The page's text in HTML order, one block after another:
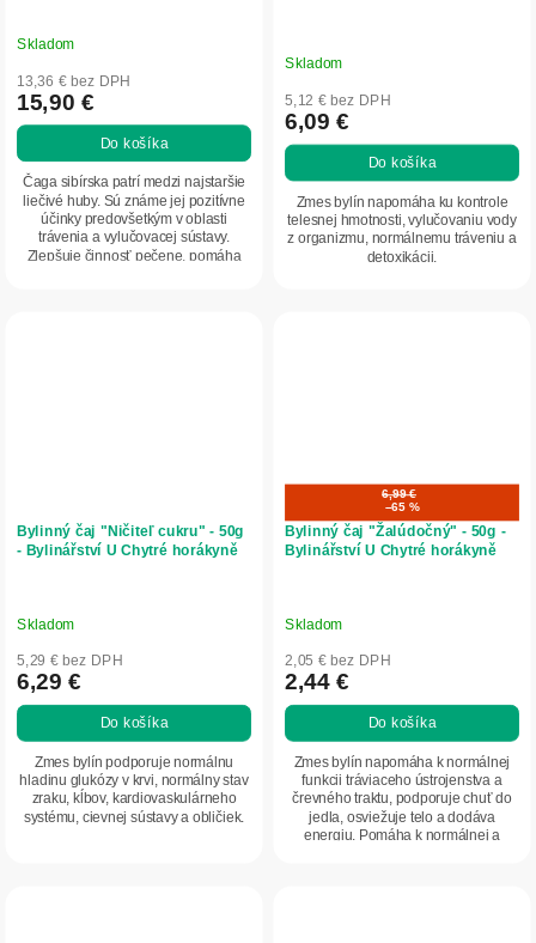
Priemerné
hodnotenie
produktu
je
5,0
z
5
hviezdičiek.
Skladom
13,36 € bez DPH
15,90 €
Do košíka
Čaga sibírska patrí medzi najstaršie
liečivé huby. Sú známe jej pozitívne
účinky predovšetkým v oblasti
trávenia a vylučovacej sústavy.
Zlepšuje činnosť pečene, pomáha
Skladom
5,12 € bez DPH
6,09 €
Do košíka
Zmes bylín napomáha ku kontrole
telesnej hmotnosti, vylučovaniu vody
z organizmu, normálnemu tráveniu a
detoxikácii.
Bylinný čaj "Ničiteľ cukru" - 50g
- Bylinářství U Chytré horákyně
Skladom
5,29 € bez DPH
6,29 €
Do košíka
Zmes bylín podporuje normálnu
hladinu glukózy v krvi, normálny stav
zraku, kĺbov, kardiovaskulárneho
systému, cievnej sústavy a obličiek.
6,99 €
–65 %
Bylinný čaj "Žalúdočný" - 50g -
Bylinářství U Chytré horákyně
Skladom
2,05 € bez DPH
2,44 €
Do košíka
Zmes bylín napomáha k normálnej
funkcii tráviaceho ústrojenstva a
črevného traktu, podporuje chuť do
jedla, osviežuje telo a dodáva
energiu. Pomáha k normálnej a